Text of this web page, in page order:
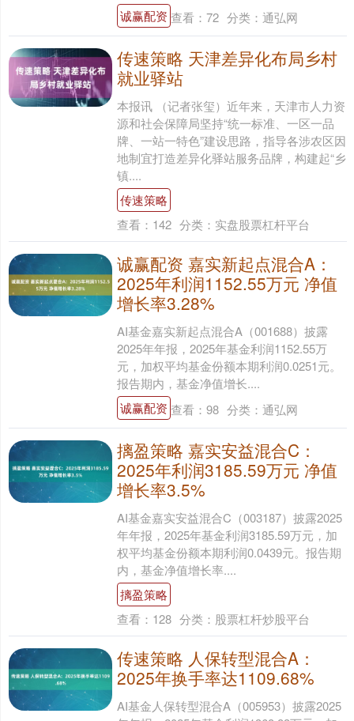
诚赢配资 查看： 72 分类： 通弘网
传速策略 天津差异化布局乡村
就业驿站
本报讯 （记者张玺）近年来，天津市人力资
源和社会保障局坚持“统一标准、一区一品
牌、一站一特色”建设思路，指导各涉农区因
地制宜打造差异化驿站服务品牌，构建起“乡
镇....
传速策略
查看： 142 分类： 实盘股票杠杆平台
诚赢配资 嘉实新起点混合A：
2025年利润1152.55万元 净值
增长率3.28%
AI基金嘉实新起点混合A（001688）披露
2025年年报，2025年基金利润1152.55万
元，加权平均基金份额本期利润0.0251元。
报告期内，基金净值增长....
诚赢配资 查看： 98 分类： 通弘网
摛盈策略 嘉实安益混合C：
2025年利润3185.59万元 净值
增长率3.5%
AI基金嘉实安益混合C（003187）披露2025
年年报，2025年基金利润3185.59万元，加
权平均基金份额本期利润0.0439元。报告期
内，基金净值增长率....
摛盈策略
查看： 128 分类： 股票杠杆炒股平台
传速策略 人保转型混合A：
2025年换手率达1109.68%
AI基金人保转型混合A（005953）披露2025